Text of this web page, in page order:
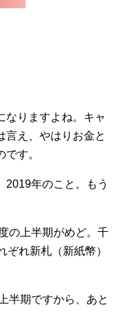
りますよね。キャ
言え、やはりお金と
す。
2019年のこと。もう
の上半期がめど。千
ぞれ新札（新紙幣）
半期ですから、あと